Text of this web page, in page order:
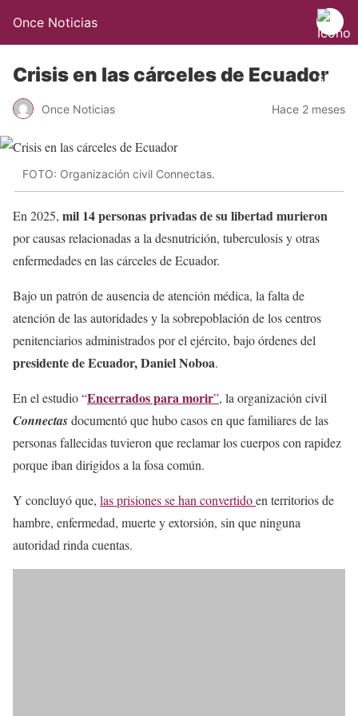
Once Noticias
Crisis en las cárceles de Ecuador
Once Noticias Hace 2 meses
FOTO: Organización civil Connectas.
En 2025, mil 14 personas privadas de su libertadmurieron
por causas relacionadas a la desnutrición, tuberculosis y otras
enfermedades en las cárceles de Ecuador.
Bajo un patrón de ausencia de atención médica, la falta de
atención de las autoridades y la sobrepoblación de los centros
penitenciarios administrados por el ejército, bajo órdenes del
presidente de Ecuador, Daniel Noboa.
En el estudio “Encerrados para morir”, la organización civil
Connectasdocumentó que hubo casos en que familiares de las
personas fallecidas tuvieron que reclamar los cuerpos con rapidez
porque iban dirigidos a la fosa común.
Y concluyó que, las prisiones se han convertidoen territorios de
hambre, enfermedad, muerte y extorsión, sin que ninguna
autoridad rinda cuentas.